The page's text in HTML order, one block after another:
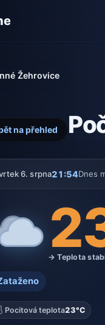
Žehrovice
na přehled
6. srpna21:54Dnes
→ Teplota
Pocitová teplota23°C